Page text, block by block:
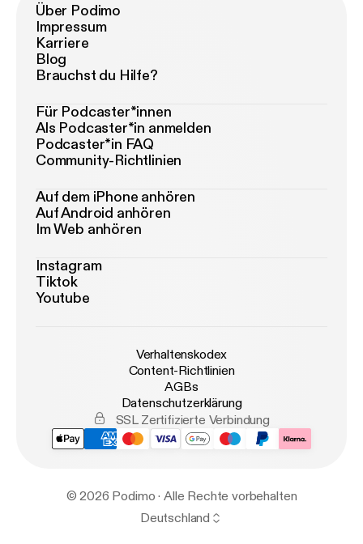
Über Podimo
Impressum
Karriere
Blog
Brauchst du Hilfe?
Für Podcaster*innen
Als Podcaster*in anmelden
Podcaster*in FAQ
Community-Richtlinien
Auf dem iPhone anhören
Auf Android anhören
Im Web anhören
Instagram
Tiktok
Youtube
Verhaltenskodex
Content-Richtlinien
AGBs
Datenschutzerklärung
SSL Zertifizierte Verbindung
© 2026 Podimo · Alle Rechte vorbehalten
Deutschland